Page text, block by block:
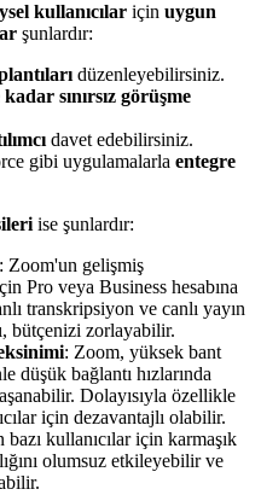
kullanıcılar için uygun
şunlardır:
düzenleyebilirsiniz.
sınırsız görüşme
davet edebilirsiniz.
gibi uygulamalarla entegre
ise şunlardır:
: Zoom'un gelişmiş
Pro veya Business hesabına
transkripsiyon ve canlı yayın
bütçenizi zorlayabilir.
: Zoom, yüksek bant
düşük bağlantı hızlarında
Dolayısıyla özellikle
için dezavantajlı olabilir.
bazı kullanıcılar için karmaşık
olumsuz etkileyebilir ve